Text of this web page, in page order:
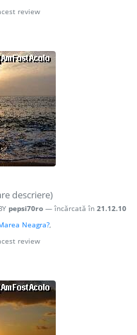
review
descriere)
pepsi70ro — încărcată în 21.12.10
Neagra?,
review